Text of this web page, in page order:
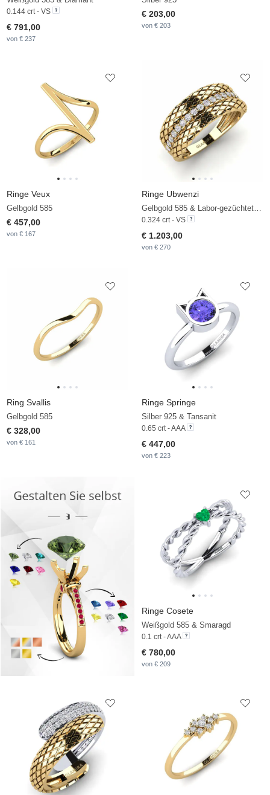
0.144 crt - VS
€ 791,00
von € 237
€ 203,00
von € 203
Ringe Veux
Gelbgold 585
€ 457,00
von € 167
Ringe Ubwenzi
Gelbgold 585 & Labor-gezüchteter Diamant
0.324 crt - VS
€ 1.203,00
von € 270
Ring Svallis
Gelbgold 585
€ 328,00
von € 161
Ringe Springe
Silber 925 & Tansanit
0.65 crt - AAA
€ 447,00
von € 223
Ringe Cosete
Weißgold 585 & Smaragd
0.1 crt - AAA
€ 780,00
von € 209